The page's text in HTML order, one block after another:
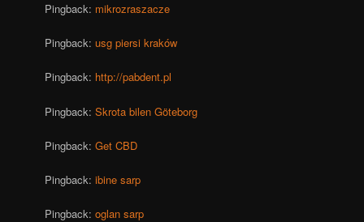
Pingback: mikrozraszacze
Pingback:usg piersi kraków
Pingback: http://pabdent.pl
Pingback:Skrota bilen Göteborg
Pingback:Get CBD
Pingback:ibine sarp
Pingback:oglan sarp